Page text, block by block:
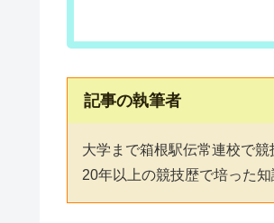
記事の執筆者
大学まで箱根駅伝常連校で
20年以上の競技歴で培った知